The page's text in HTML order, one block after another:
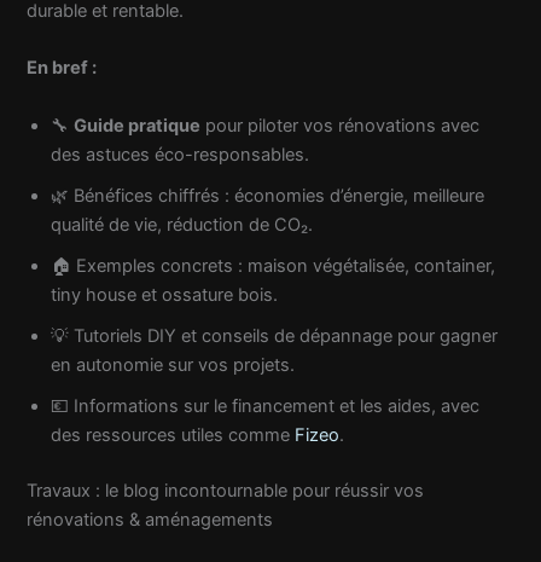
durable et rentable.
En bref :
🔧Guide pratique pour piloter vos rénovations avec
des astuces éco-responsables.
🌿 Bénéfices chiffrés : économies d’énergie, meilleure
qualité de vie, réduction de CO₂.
🏠 Exemples concrets : maison végétalisée, container,
tiny house et ossature bois.
💡 Tutoriels DIY et conseils de dépannage pour gagner
en autonomie sur vos projets.
💶 Informations sur le financement et les aides, avec
des ressources utiles comme Fizeo.
Travaux : le blog incontournable pour réussir vos
rénovations & aménagements